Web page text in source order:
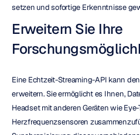
setzen und sofortige Erkenntnisse
Erweitern Sie Ihre
Eine Echtzeit-Streaming-API kann
erweitern. Sie ermöglicht es Ihnen,
Headset mit anderen Geräten wie
Herzfrequenzsensoren